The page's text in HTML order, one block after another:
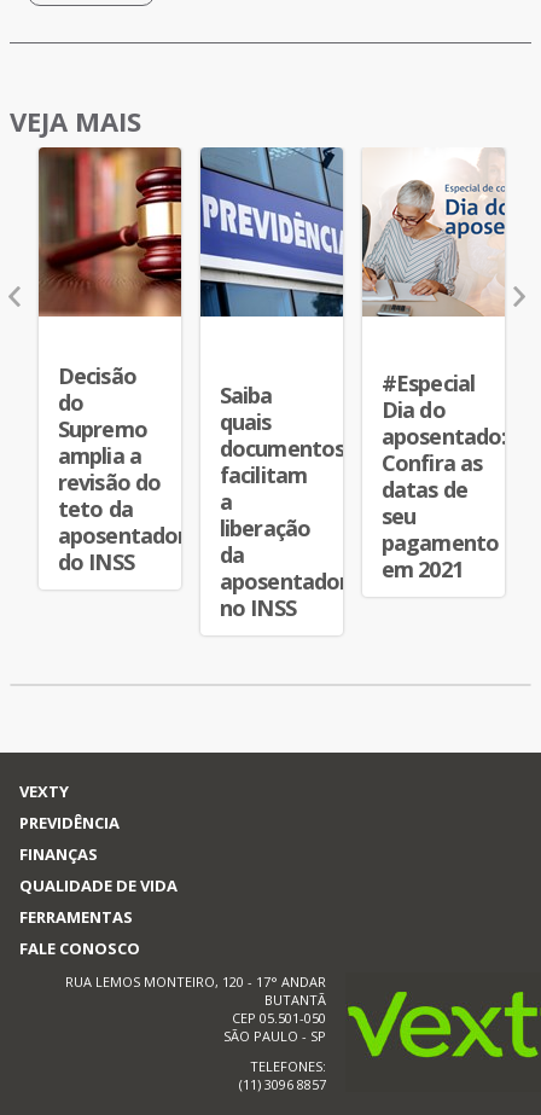
VEJA MAIS
Decisão
do
Supremo
amplia a
revisão do
teto da
aposentadoria
do INSS
Saiba
quais
documentos
facilitam
a
liberação
da
aposentadoria
no INSS
#Especial
Dia do
aposentado:
Confira as
datas de
seu
pagamento
em 2021
VEXTY
PREVIDÊNCIA
FINANÇAS
QUALIDADE DE VIDA
FERRAMENTAS
FALE CONOSCO
RUA LEMOS MONTEIRO, 120 - 17° ANDAR
BUTANTÃ
CEP 05.501-050
SÃO PAULO - SP
TELEFONES:
(11) 3096 8857